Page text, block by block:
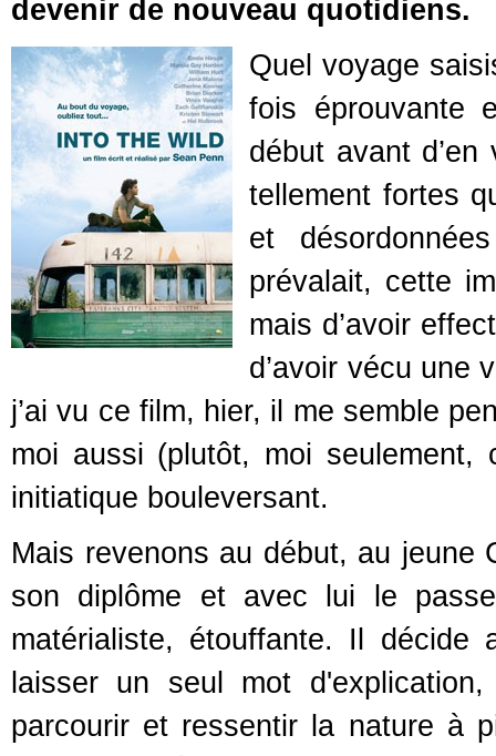
devenir de nouveau quotidiens.
Quel voyage
fois éprouvante
début avant
tellement fortes
et
prévalait, cette
mais d’avoir
d’avoir vécu une
j’ai vu ce film, hier, il me semble
moi aussi (plutôt, moi seulement,
initiatique bouleversant.
Mais revenons au début, au jeune
son diplôme et avec lui le
matérialiste, étouffante. Il
laisser un seul mot
parcourir et ressentir la nature à